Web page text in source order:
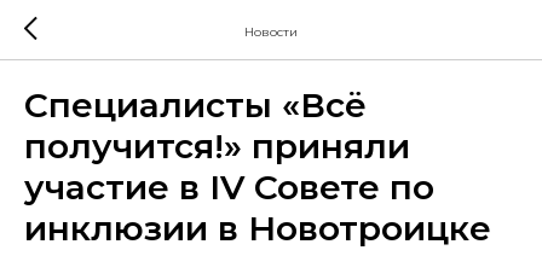
Новости
Специалисты «Всё
получится!» приняли
участие в IV Совете по
инклюзии в Новотроицке